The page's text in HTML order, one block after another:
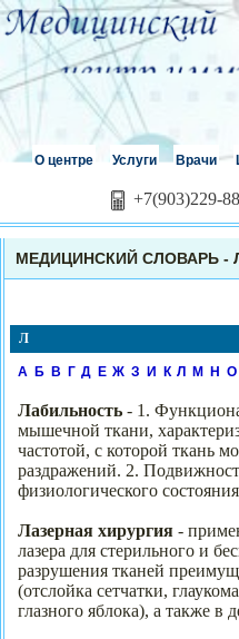
О центре Услуги Врачи
+7(903)229-
МЕДИЦИНСКИЙ СЛОВАРЬ -
Л
А Б В Г Д Е Ж З И К Л М Н О
Лабильность - 1.
мышечной ткани,
частотой, с которой ткань
раздражений. 2.
физиологического
Лазерная хирургия -
лазера для стерильного и
разрушения тканей
(отслойка сетчатки,
глазного яблока), а также в